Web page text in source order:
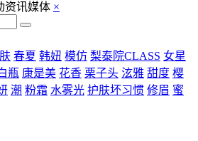
×
春夏 韩妞 模仿 梨泰院CLASS 女星
瓶 康是美 花香 栗子头 泫雅 甜度 樱
潮 粉霜 水雾光 护肤坏习惯 修眉 蜜